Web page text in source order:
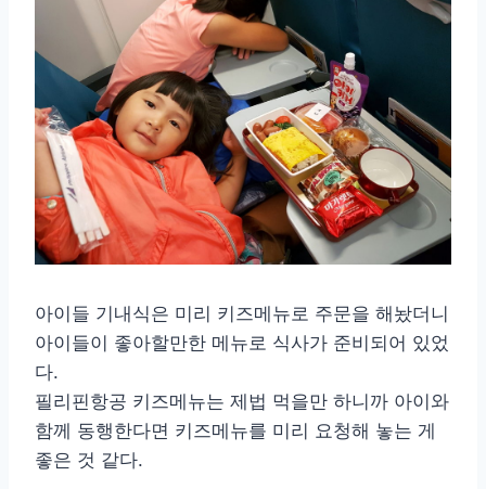
아이들 기내식은 미리 키즈메뉴로 주문을 해놨더니
아이들이 좋아할만한 메뉴로 식사가 준비되어 있었
다.
필리핀항공 키즈메뉴는 제법 먹을만 하니까 아이와
함께 동행한다면 키즈메뉴를 미리 요청해 놓는 게
좋은 것 같다.